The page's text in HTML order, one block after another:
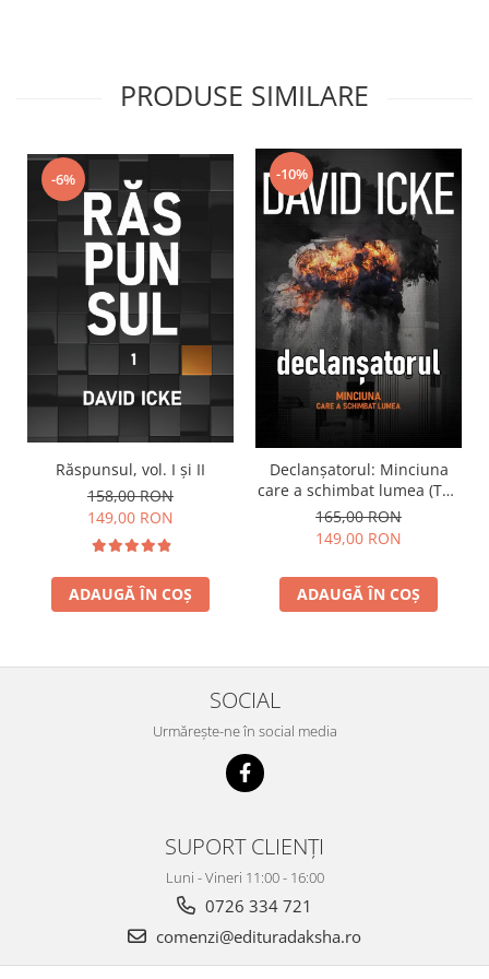
PRODUSE SIMILARE
-6%
Răspunsul, vol. I și II
158,00 RON
149,00 RON
ADAUGĂ ÎN COȘ
-10%
Declanșatorul: Minciuna
care a schimbat lumea (The
Trigger) - două volume
165,00 RON
149,00 RON
ADAUGĂ ÎN COȘ
SOCIAL
Urmărește-ne în social media
SUPORT CLIENȚI
Luni - Vineri 11:00 - 16:00
0726 334 721
comenzi@edituradaksha.ro